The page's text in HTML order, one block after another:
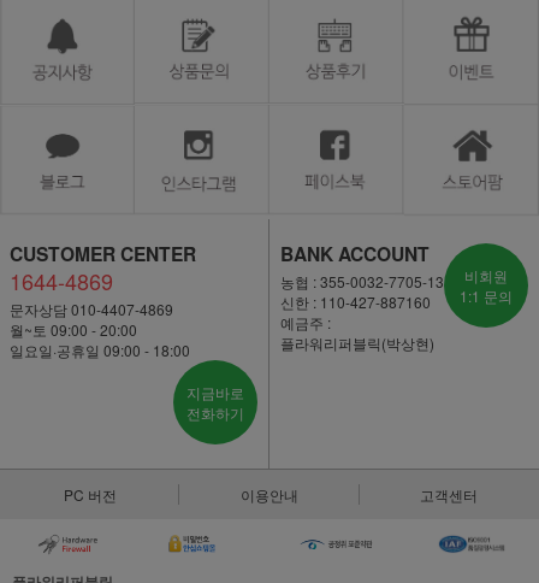
CUSTOMER CENTER
1644-4869
문자상담 010-4407-4869
월~토 09:00 - 20:00
일요일·공휴일 09:00 - 18:00
지금바로
전화하기
BANK ACCOUNT
농협 : 355-0032-7705-13
신한 : 110-427-887160
예금주 :
플라워리퍼블릭(박상현)
비회원
1:1 문의
PC 버전 이용안내 고객센터